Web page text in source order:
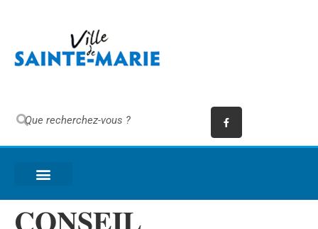
𝐂𝐎𝐍𝐒𝐄𝐈𝐋